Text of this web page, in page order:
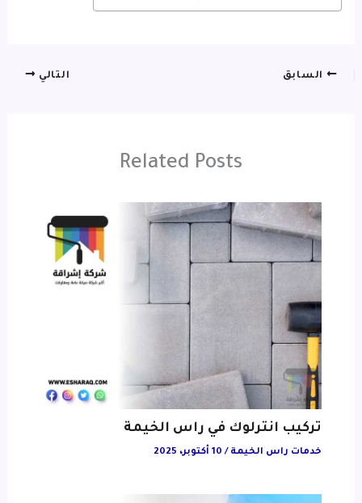
السابق التالي
Related Posts
تركيب انترلوك في راس الخيمة
خدمات راس الخيمة / 10 أكتوبر، 2025